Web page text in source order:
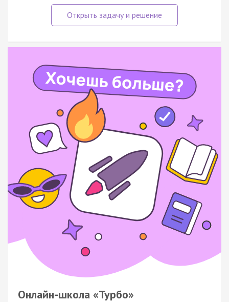
Онлайн-школа «Турбо»